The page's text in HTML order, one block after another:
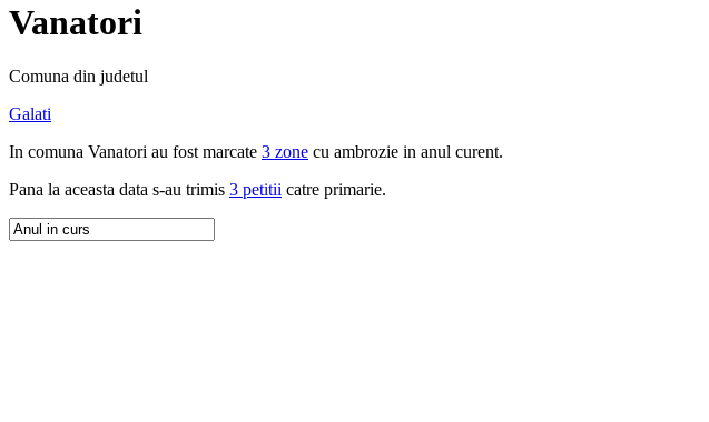
Vanatori
Comuna din judetul
Galati
In comuna Vanatori au fost marcate 3 zone cu ambrozie in anul curent.
Pana la aceasta data s-au trimis 3 petitii catre primarie.